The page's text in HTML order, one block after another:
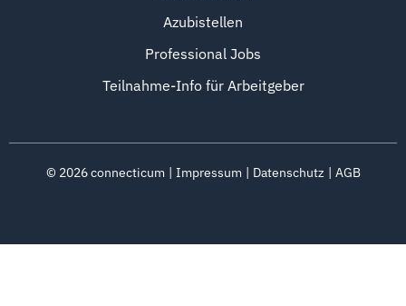
Azubistellen
Professional Jobs
Teilnahme-Info für Arbeitgeber
© 2026connecticum Impressum Datenschutz AGB